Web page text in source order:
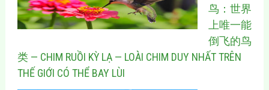
鸟：世界
上唯一能
倒飞的鸟
类 — CHIM RUỒI KỲ LẠ — LOÀI CHIM DUY NHẤT TRÊN
THẾ GIỚI CÓ THỂ BAY LÙI